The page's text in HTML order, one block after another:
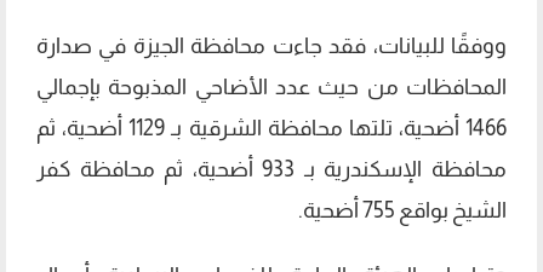
ووفقًا للبيانات، فقد جاءت محافظة الجيزة في صدارة
المحافظات من حيث عدد الأضاحي المذبوحة بإجمالي
1466 أضحية، تلتها محافظة الشرقية بـ 1129 أضحية، ثم
محافظة الإسكندرية بـ 933 أضحية، ثم محافظة كفر
الشيخ بواقع 755 أضحية.